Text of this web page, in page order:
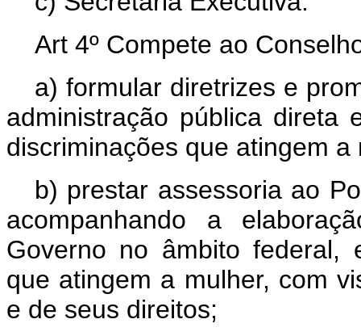
Art 4º Compete ao
a) formular diretrizes e
administração pública direta
discriminações que atingem a
b) prestar assessoria ao
acompanhando a
Governo no âmbito federal,
que atingem a mulher, com
e de seus direitos;